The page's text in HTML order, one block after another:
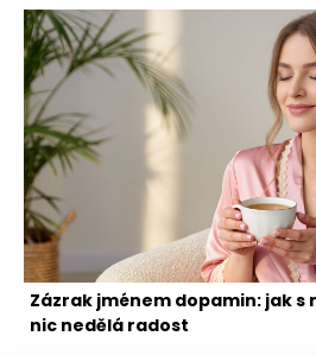
Zázrak jménem dopamin: jak
nic nedělá radost